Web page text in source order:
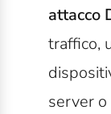
attacco
traffico,
server